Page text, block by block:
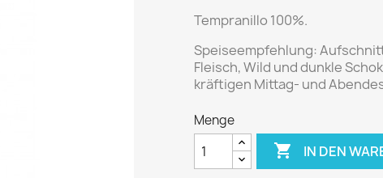
Tempranillo 100%.
Speiseempfehlung:
Fleisch, Wild und dunkle
kräftigen Mittag- und
Menge
 IN DEN